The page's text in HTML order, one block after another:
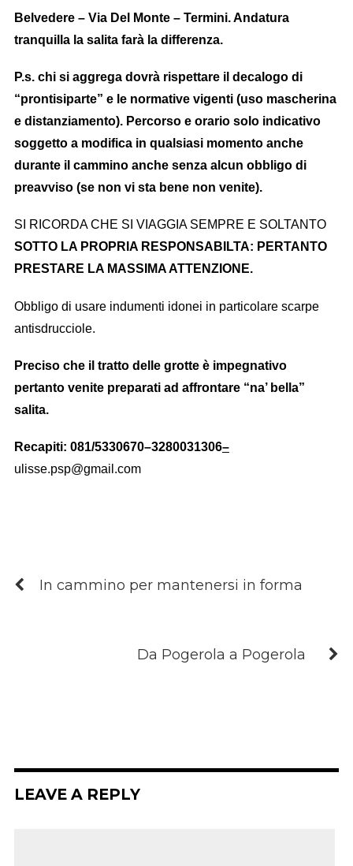
Belvedere – Via Del Monte –Termini. Andatura
tranquilla la salita farà la differenza.
P.s. chi si aggrega dovrà rispettare il decalogo di
“prontisiparte” e le normative vigenti (uso mascherina
e distanziamento). Percorso e orario solo indicativo
soggetto a modifica in qualsiasi momento anche
durante il cammino anche senza alcun obbligo di
preavviso (se non vi sta bene non venite).
SI RICORDA CHE SI VIAGGIA SEMPRE E SOLTANTO
SOTTO LA PROPRIA RESPONSABILTA: PERTANTO
PRESTARE LA MASSIMA ATTENZIONE.
Obbligo di usare indumenti idonei in particolare scarpe
antisdrucciole.
Preciso che il tratto delle grotte è impegnativo
pertanto venite preparati ad affrontare “na’ bella”
salita.
Recapiti: 081/5330670–3280031306–
ulisse.psp@gmail.com
In cammino per mantenersi in forma
Da Pogerola a Pogerola
LEAVE A REPLY